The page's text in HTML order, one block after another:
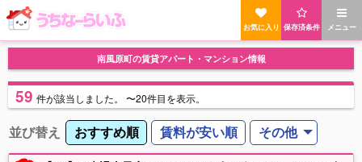
メニュー
保存済条件
お気に入り
南風原町の賃貸アパート・マンション情報
59 件が該当しました。 〜20件目を表示。
並び替え おすすめ順 賃料が安い順 その他